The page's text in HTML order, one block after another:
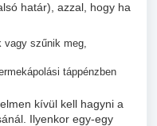
határ), azzal, hogy ha
vagy szűnik meg,
táppénzben
kívül kell hagyni a
Ilyenkor egy-egy